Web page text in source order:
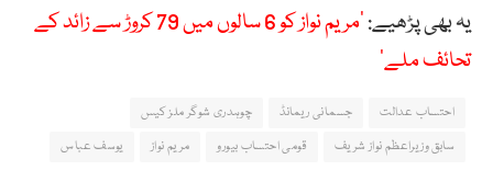
یہ بھی پڑھیے:
’مریم نواز کو 6 سالوں میں 79 کروڑ سے زائد کے
تحائف ملے‘
احتساب عدالت جسمانی ریمانڈ
چوہدری شوگر ملز کیس
سابق وزیراعظم نواز شریف
قومی احتساب بیورو مریم نواز یوسف عباس